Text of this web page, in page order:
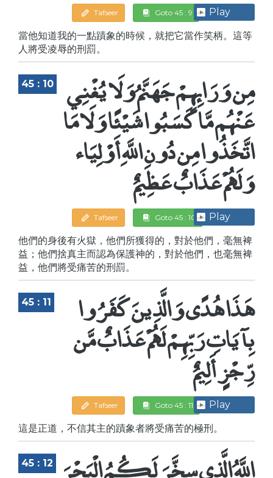
Tafseer Goto 45 : 9 Play
當他知道我的一點蹟象的時候，就把它當作笑柄。這等
人將受凌辱的刑罰。
45 : 10 مِن وَرَائِهِمْ جَهَنَّمُ وَلَا يُغْنِي
عَنْهُم مَّا كَسَبُوا شَيْئًا وَلَا مَا
اتَّخَذُوا مِن دُونِ اللَّهِ أَوْلِيَاء
وَلَهُمْ عَذَابٌ عَظِيمٌ
Tafseer Goto 45 : 10 Play
他們的身後有火獄，他們所獲得的，對於他們，毫無裨
益；他們捨真主而認為保護神的，對於他們，也毫無裨
益，他們將受痛苦的刑罰。
45 : 11 هَذَا هُدًى وَالَّذِينَ كَفَرُوا
بِآيَاتِ رَبِّهِمْ لَهُمْ عَذَابٌ مَّن
رِّجْزٍ أَلِيمٌ
Tafseer Goto 45 : 11 Play
這是正道，不信其主的蹟象者將受痛苦的極刑。
45 : 12 اللَّهُ الَّذِي سخَّرَ لَكُمُ الْبَحْرَ